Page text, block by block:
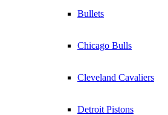
Bullets
Chicago Bulls
Cleveland Cavaliers
Detroit Pistons